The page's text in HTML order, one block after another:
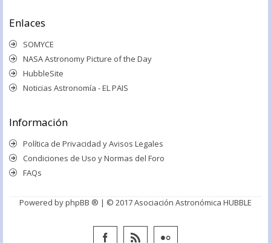
Enlaces
SOMYCE
NASA Astronomy Picture of the Day
HubbleSite
Noticias Astronomía - EL PAIS
Información
Política de Privacidad y Avisos Legales
Condiciones de Uso y Normas del Foro
FAQs
Powered byphpBB ® | © 2017 Asociación Astronómica HUBBLE